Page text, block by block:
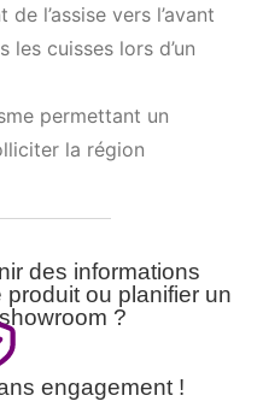
l’assise vers l’avant
les cuisses lors d’un
permettant un
la région
des informations
ou planifier un
?
engagement !